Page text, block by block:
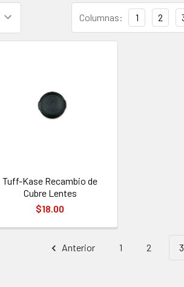
Columnas: 1 2
Tuff-Kase Recambio de
Cubre Lentes
$18.00
Anterior 1 2 3